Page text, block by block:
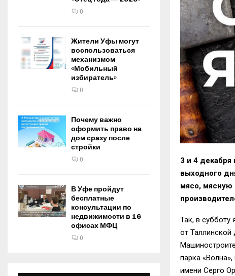
3 и 4
выходного
мясо, мясную
Так, в субботу
от Таллинской
парка
имени Серго
0
Жители Уфы могут
воспользоваться
механизмом
«Мобильный
избиратель»
0
Почему важно
оформить право на
дом сразу после
стройки
0
В Уфе пройдут
бесплатные
консультации по
недвижимости в 16
офисах МФЦ
0